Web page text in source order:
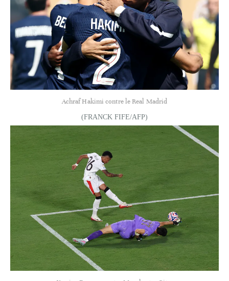
Achraf Hakimi contre le Real Madrid
(FRANCK FIFE/AFP)